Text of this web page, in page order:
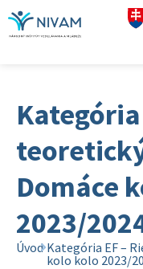
Domáce
2023/
Úvod Kategória EF –
kolo kolo 2023/